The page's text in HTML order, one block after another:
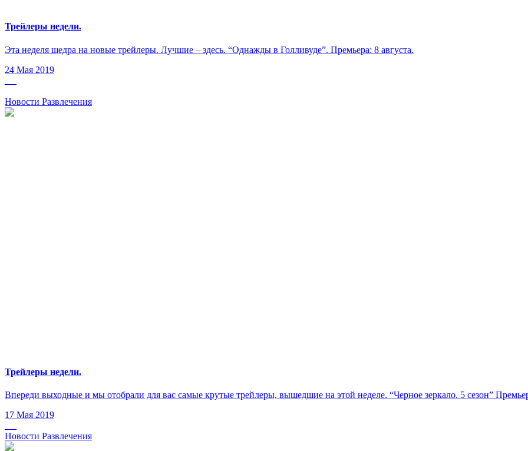
Трейлеры недели.
Эта неделя щедра на новые трейлеры. Лучшие – здесь. “Однажды в Голливуде”. Премьера: 8 августа.
24 Мая 2019
Новости Развлечения
Трейлеры недели.
Впереди выходные и мы отобрали для вас самые крутые трейлеры, вышедшие на этой неделе. “Черное зеркало. 5 сезон”
17 Мая 2019
Новости Развлечения